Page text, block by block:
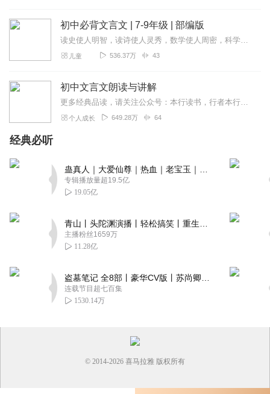
初中必背文言文 | 7-9年级 | 部编版
读史使人明智，读诗使人灵秀，数学使人周密，科学使人深刻，伦理学使人庄重，逻辑修辞之学使人善辩：凡有所学，皆成性格。（弗朗西斯·培根）每天温习文言文，帮助快速记忆...
儿童 536.37万 43
初中文言文朗读与讲解
更多经典品读，请关注公众号：本行读书，行者本行伴您一起成长！七年级上册咏雪《世说新语》陈太丘与友期行《世说新语》《论语》十二章诫子书(诸葛亮)狼(蒲松龄)穿井得...
个人成长 649.28万 64
经典必听
专辑播放量超19.5亿
19.05亿
主播粉丝1659万
11.28亿
连载节目超七百集
1530.14万
© 2014-2026 喜马拉雅 版权所有